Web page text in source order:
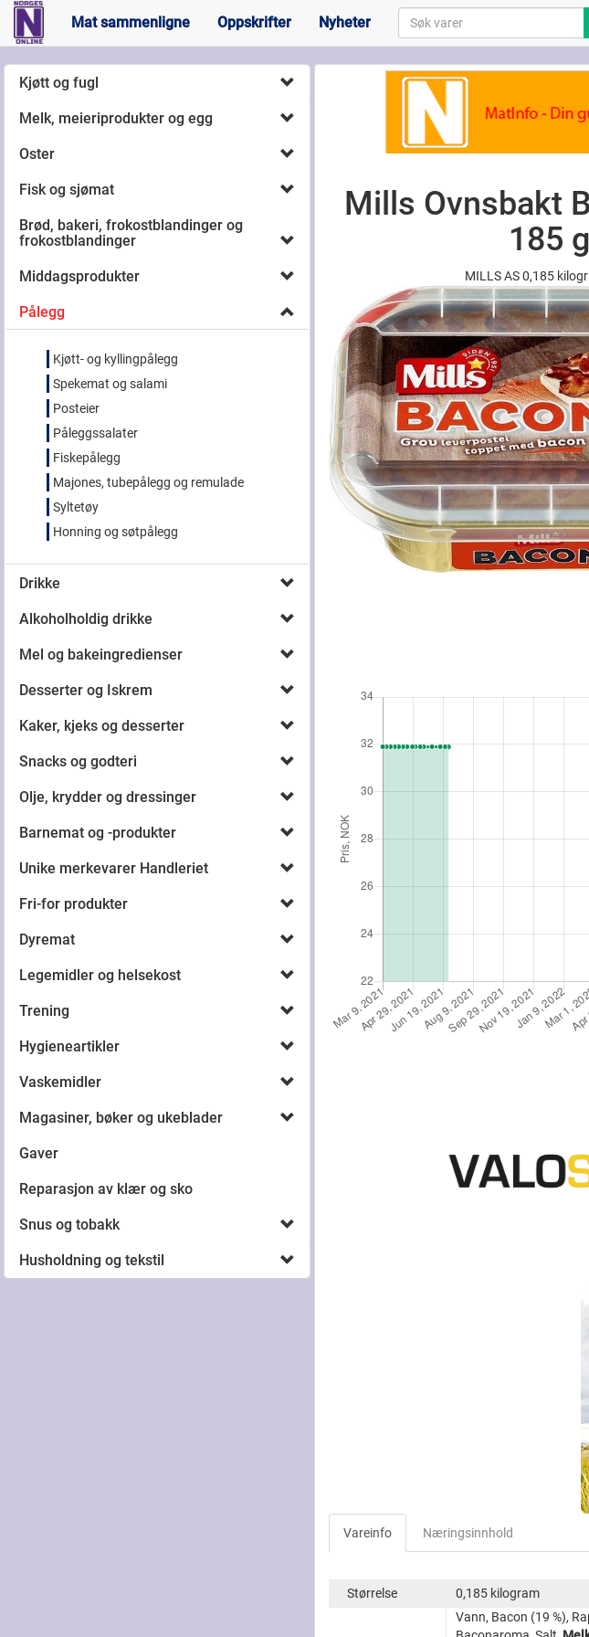
Mat sammenligne Oppskrifter Nyheter
Kjøtt og fugl
Melk, meieriprodukter og egg
Oster
Fisk og sjømat
Brød, bakeri, frokostblandinger og
frokostblandinger
Middagsprodukter
Pålegg
Kjøtt- og kyllingpålegg
Spekemat og salami
Posteier
Påleggssalater
Fiskepålegg
Majones, tubepålegg og remulade
Syltetøy
Honning og søtpålegg
Drikke
Alkoholholdig drikke
Mel og bakeingredienser
Desserter og Iskrem
Kaker, kjeks og desserter
Snacks og godteri
Olje, krydder og dressinger
Barnemat og -produkter
Unike merkevarer Handleriet
Fri-for produkter
Dyremat
Legemidler og helsekost
Trening
Hygieneartikler
Vaskemidler
Magasiner, bøker og ukeblader
Gaver
Reparasjon av klær og sko
Snus og tobakk
Husholdning og tekstil
Mills Ovnsbakt
185 g
MILLS AS 0,185
Vareinfo Næringsinnhold
Størrelse
0,185 kilogram
Vann, Bacon (19 %),